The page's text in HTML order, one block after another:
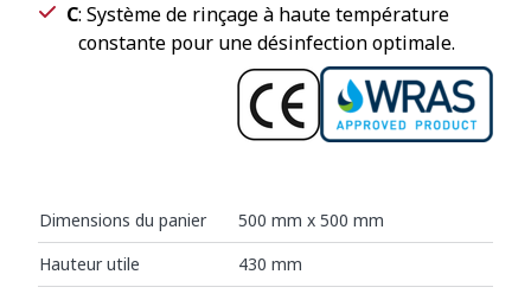
C: Système de rinçage à haute température
constante pour une désinfection optimale.
Dimensions du panier
500 mm x 500 mm
Hauteur utile
430 mm